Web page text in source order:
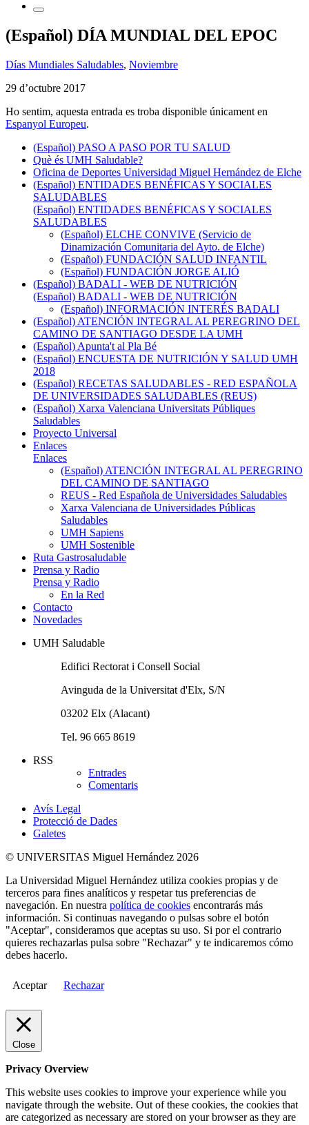
(Español) DÍA MUNDIAL DEL EPOC
Días Mundiales Saludables, Noviembre
29 d’octubre 2017
Ho sentim, aquesta entrada es troba disponible únicament en
Espanyol Europeu.
(Español) PASO A PASO POR TU SALUD
Què és UMH Saludable?
Oficina de Deportes Universidad Miguel Hernández de Elche
(Español) ENTIDADES BENÉFICAS Y SOCIALES
SALUDABLES
(Español) ENTIDADES BENÉFICAS Y SOCIALES
SALUDABLES
(Español) ELCHE CONVIVE (Servicio de
Dinamización Comunitaria del Ayto. de Elche)
(Español) FUNDACIÓN SALUD INFANTIL
(Español) FUNDACIÓN JORGE ALIÓ
(Español) BADALI - WEB DE NUTRICIÓN
(Español) BADALI - WEB DE NUTRICIÓN
(Español) INFORMACIÓN INTERÉS BADALI
(Español) ATENCIÓN INTEGRAL AL PEREGRINO DEL
CAMINO DE SANTIAGO DESDE LA UMH
(Español) Apunta't al Pla Bé
(Español) ENCUESTA DE NUTRICIÓN Y SALUD UMH
2018
(Español) RECETAS SALUDABLES - RED ESPAÑOLA
DE UNIVERSIDADES SALUDABLES (REUS)
(Español) Xarxa Valenciana Universitats Públiques
Saludables
Proyecto Universal
Enlaces
Enlaces
(Español) ATENCIÓN INTEGRAL AL PEREGRINO
DEL CAMINO DE SANTIAGO
REUS - Red Española de Universidades Saludables
Xarxa Valenciana de Universidades Públicas
Saludables
UMH Sapiens
UMH Sostenible
Ruta Gastrosaludable
Prensa y Radio
Prensa y Radio
En la Red
Contacto
Novedades
UMH Saludable
Edifici Rectorat i Consell Social
Avinguda de la Universitat d'Elx, S/N
03202 Elx (Alacant)
Tel. 96 665 8619
RSS
Entrades
Comentaris
Avís Legal
Protecció de Dades
Galetes
© UNIVERSITAS Miguel Hernández 2026
La Universidad Miguel Hernández utiliza cookies propias y de
terceros para fines analíticos y respetar tus preferencias de
navegación. En nuestra política de cookies encontrarás más
información. Si continuas navegando o pulsas sobre el botón
"Aceptar", consideramos que aceptas su uso. Si por el contrario
quieres rechazarlas pulsa sobre "Rechazar" y te indicaremos cómo
debes hacerlo.
Aceptar Rechazar
Close
Privacy Overview
This website uses cookies to improve your experience while you
navigate through the website. Out of these cookies, the cookies that
are categorized as necessary are stored on your browser as they are